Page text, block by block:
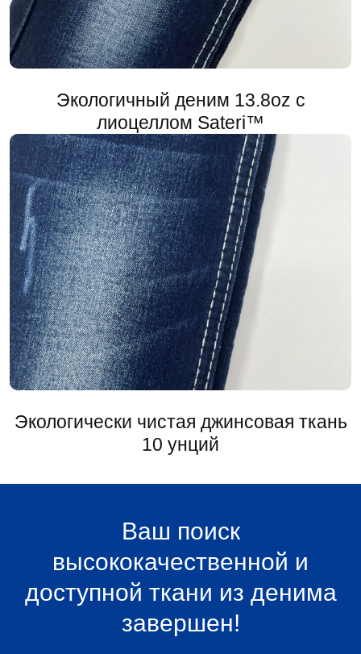
​Экологичный деним 13.8oz с
лиоцеллом Sateri™
Экологически чистая джинсовая ткань
10 унций
Ваш поиск
высококачественной и
доступной ткани из денима
завершен!